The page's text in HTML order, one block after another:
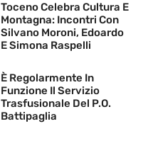
Toceno Celebra Cultura E
Montagna: Incontri Con
Silvano Moroni, Edoardo
E Simona Raspelli
È Regolarmente In
Funzione Il Servizio
Trasfusionale Del P.O.
Battipaglia